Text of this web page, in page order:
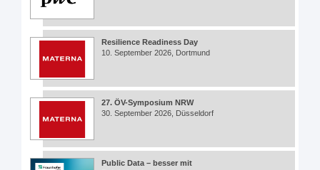
Resilience Readiness Day
10. September 2026, Dortmund
27. ÖV-Symposium NRW
30. September 2026, Düsseldorf
Public Data – besser mit